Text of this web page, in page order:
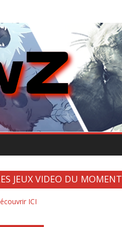
JEUX VIDEO DU MOMENT
ICI